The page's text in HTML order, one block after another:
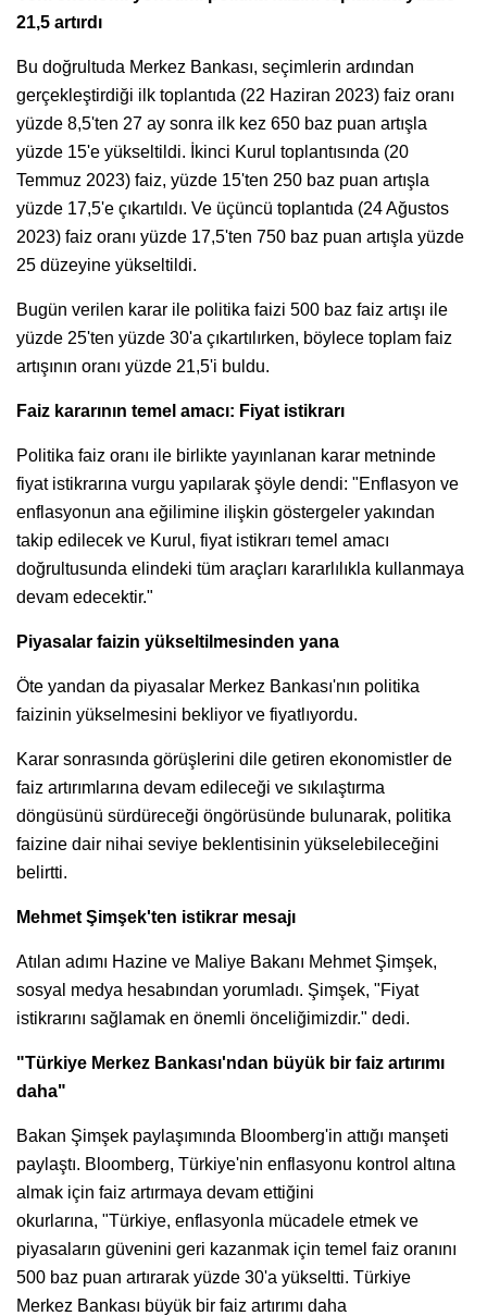
21,5 artırdı
Bu doğrultuda Merkez Bankası, seçimlerin ardından
gerçekleştirdiği ilk toplantıda (22 Haziran 2023) faiz oranı
yüzde 8,5'ten 27 ay sonra ilk kez 650 baz puan artışla
yüzde 15'e yükseltildi. İkinci Kurul toplantısında (20
Temmuz 2023) faiz, yüzde 15'ten 250 baz puan artışla
yüzde 17,5'e çıkartıldı. Ve üçüncü toplantıda (24 Ağustos
2023) faiz oranı yüzde 17,5'ten 750 baz puan artışla yüzde
25 düzeyine yükseltildi.
Bugün verilen karar ile politika faizi 500 baz faiz artışı ile
yüzde 25'ten yüzde 30'a çıkartılırken, böylece toplam faiz
artışının oranı yüzde 21,5'i buldu.
Faiz kararının temel amacı: Fiyat istikrarı
Politika faiz oranı ile birlikte yayınlanan karar metninde
fiyat istikrarına vurgu yapılarak şöyle dendi: "Enflasyon ve
enflasyonun ana eğilimine ilişkin göstergeler yakından
takip edilecek ve Kurul, fiyat istikrarı temel amacı
doğrultusunda elindeki tüm araçları kararlılıkla kullanmaya
devam edecektir."
Piyasalar faizin yükseltilmesinden yana
Öte yandan da piyasalar Merkez Bankası'nın politika
faizinin yükselmesini bekliyor ve fiyatlıyordu.
Karar sonrasında görüşlerini dile getiren ekonomistler de
faiz artırımlarına devam edileceği ve sıkılaştırma
döngüsünü sürdüreceği öngörüsünde bulunarak, politika
faizine dair nihai seviye beklentisinin yükselebileceğini
belirtti.
Mehmet Şimşek'ten istikrar mesajı
Atılan adımı Hazine ve Maliye Bakanı Mehmet Şimşek,
sosyal medya hesabından yorumladı. Şimşek, "Fiyat
istikrarını sağlamak en önemli önceliğimizdir." dedi.
"Türkiye Merkez Bankası'ndan büyük bir faiz artırımı
daha"
Bakan Şimşek paylaşımında Bloomberg'in attığı manşeti
paylaştı. Bloomberg, Türkiye'nin enflasyonu kontrol altına
almak için faiz artırmaya devam ettiğini
okurlarına, "Türkiye, enflasyonla mücadele etmek ve
piyasaların güvenini geri kazanmak için temel faiz oranını
500 baz puan artırarak yüzde 30'a yükseltti. Türkiye
Merkez Bankası büyük bir faiz artırımı daha